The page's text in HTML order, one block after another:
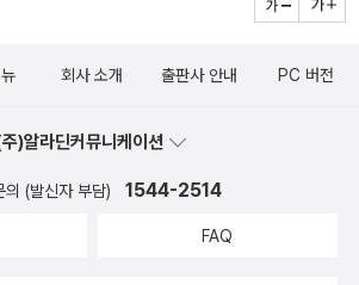
회사 소개 출판사 안내 PC 버전
)알라딘커뮤니케이션
의 (발신자 부담) 1544-2514
FAQ